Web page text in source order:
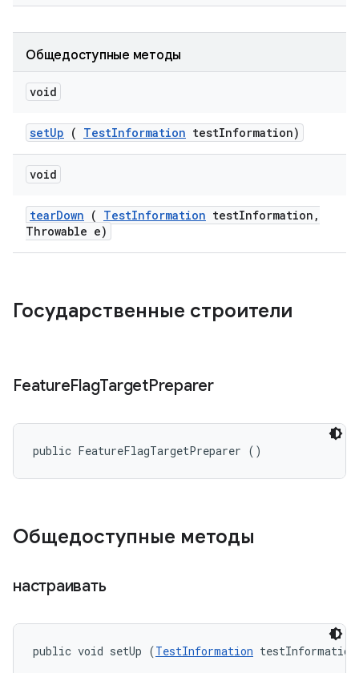
Общедоступные методы
void
setUp ( TestInformation testInformation)
void
tearDown ( TestInformation testInformation ,
Throwable e)
Государственные строители
FeatureFlagTargetPreparer
public FeatureFlagTargetPreparer ()
Общедоступные методы
настраивать
public void setUp (TestInformation